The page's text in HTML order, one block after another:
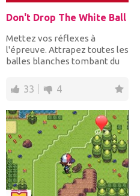
Don't Drop The White Ball
Mettez vos réflexes à
l'épreuve. Attrapez toutes les
balles blanches tombant du
33 4